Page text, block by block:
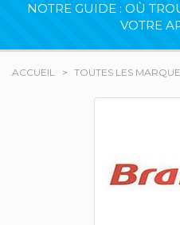
NOTRE GUIDE : OÙ
VOTRE
ACCUEIL TOUTES LES